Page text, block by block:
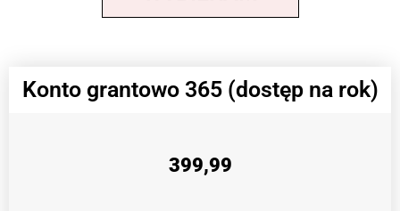
Konto grantowo 365 (dostęp na rok)
399,99